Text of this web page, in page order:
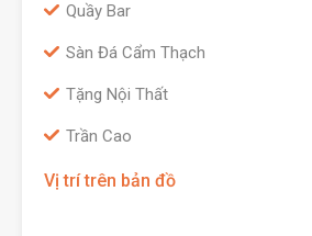
Quầy Bar
Sàn Đá Cẩm Thạch
Tặng Nội Thất
Trần Cao
Vị trí trên bản đồ